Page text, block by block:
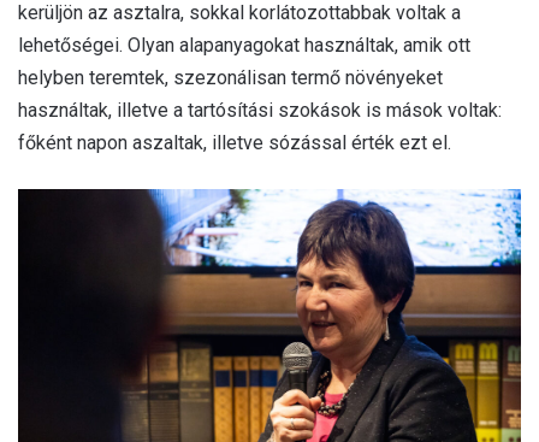
kerüljön az asztalra, sokkal korlátozottabbak voltak a
lehetőségei. Olyan alapanyagokat használtak, amik ott
helyben teremtek, szezonálisan termő növényeket
használtak, illetve a tartósítási szokások is mások voltak:
főként napon aszaltak, illetve sózással érték ezt el.